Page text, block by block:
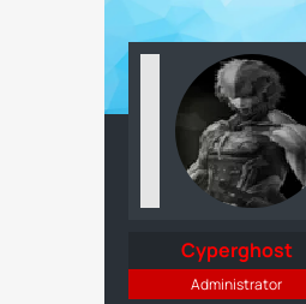
Cyperghost
Administrator